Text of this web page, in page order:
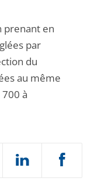
prenant en
par
du
au même
à